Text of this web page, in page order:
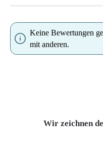
Keine Bewertungen
mit anderen.
Wir zeichnen